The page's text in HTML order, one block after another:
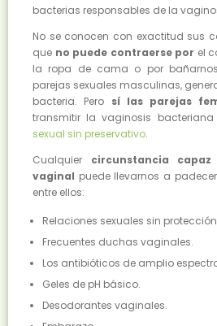
bacterias responsables de la
No se conocen con exactitud sus
que no puede contraerse por el
la ropa de cama o por
parejas sexuales masculinas,
bacteria. Pero sí las parejas
transmitir la vaginosis
sexual sin preservativo.
Cualquier circunstancia
vaginal puede llevarnos a
entre ellos:
Relaciones sexuales sin
Frecuentes duchas vaginales.
Los antibióticos de amplio
Geles de pH básico.
Desodorantes vaginales.